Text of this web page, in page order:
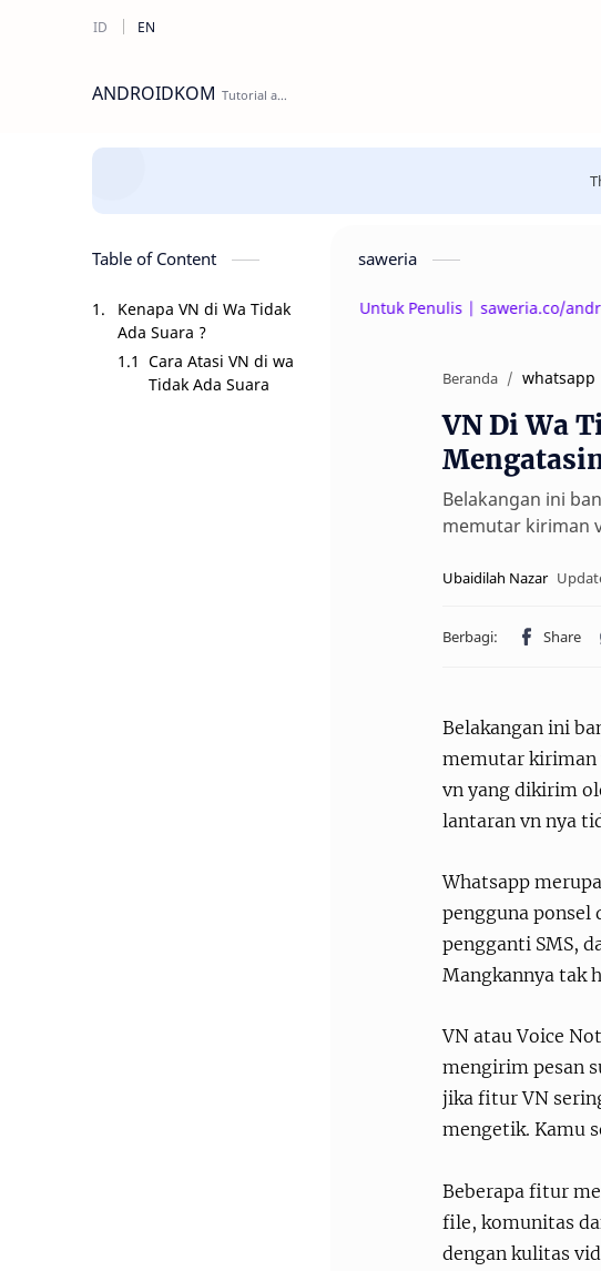
ANDROIDKOM
Table of Content
Kenapa VN di Wa Tidak
Ada Suara ?
Cara Atasi VN di wa
Tidak Ada Suara
saweria
Beri Donasi Untuk Penulis | saweria.co/
Beranda whatsapp
VN Di Wa
Belakangan ini
memutar kiriman
Belakangan ini
memutar kiriman
vn yang dikirim
lantaran vn nya
Whatsapp
pengguna ponsel
pengganti SMS,
Mangkannya tak
VN atau Voice
mengirim pesan
jika fitur VN
mengetik. Kamu
Beberapa fitur
file, komunitas
dengan kulitas